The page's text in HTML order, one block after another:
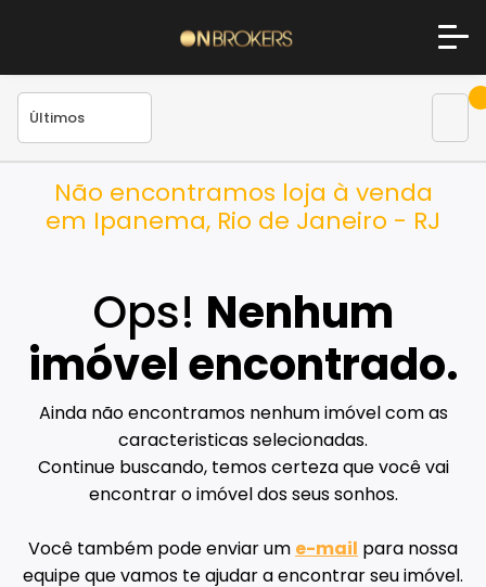
Não encontramos loja à venda
em Ipanema, Rio de Janeiro - RJ
Ops! Nenhum
imóvel encontrado.
Ainda não encontramos nenhum imóvel com as
caracteristicas selecionadas.
Continue buscando, temos certeza que você vai
encontrar o imóvel dos seus sonhos.
Você também pode enviar um e-mail para nossa
equipe que vamos te ajudar a encontrar seu imóvel.